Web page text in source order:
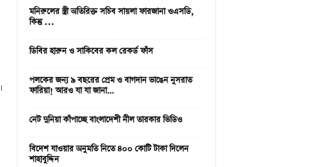
মনিরুলের স্ত্রী অতিরিক্ত সচিব সায়লা ফারজানা ওএসডি,
কিন্তু …
ডিবির হারুন ও সাকিবের কল রেকর্ড ফাঁস
পলকের জন্য ৯ বছরের প্রেম ও বাগদান ভাঙেন নুসরাত
ফারিয়া! আরও যা যা জানা...
নেট দুনিয়া কাঁপাচ্ছে বাংলাদেশী নীল তারকার ভিডিও
বিদেশ যাওয়ার অনুমতি নিতে ৪০০ কোটি টাকা দিলেন
শাহাবুদ্দিন